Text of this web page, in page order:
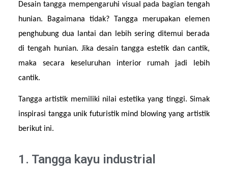
Desain tangga mempengaruhi visual pada bagian tengah
hunian. Bagaimana tidak? Tangga merupakan elemen
penghubung dua lantai dan lebih sering ditemui berada
di tengah hunian. Jika desain tangga estetik dan cantik,
maka secara keseluruhan interior rumah jadi lebih
cantik.
Tangga artistik memiliki nilai estetika yang tinggi. Simak
inspirasi tangga unik futuristik mind blowing yang artistik
berikut ini.
1. Tangga kayu industrial